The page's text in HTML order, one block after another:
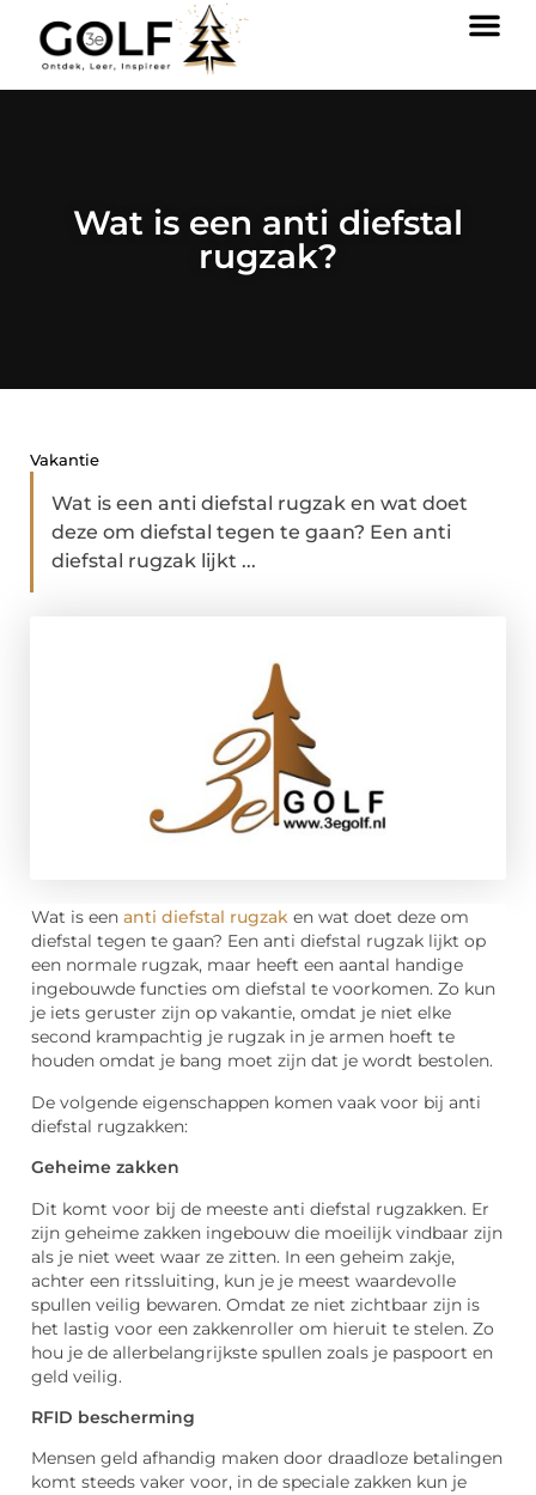
Wat is een anti diefstal
rugzak?
Vakantie
Wat is een anti diefstal rugzak en wat doet
deze om diefstal tegen te gaan? Een anti
diefstal rugzak lijkt ...
Wat is een anti diefstal rugzak en wat doet deze om
diefstal tegen te gaan? Een anti diefstal rugzak lijkt op
een normale rugzak, maar heeft een aantal handige
ingebouwde functies om diefstal te voorkomen. Zo kun
je iets geruster zijn op vakantie, omdat je niet elke
second krampachtig je rugzak in je armen hoeft te
houden omdat je bang moet zijn dat je wordt bestolen.
De volgende eigenschappen komen vaak voor bij anti
diefstal rugzakken:
Geheime zakken
Dit komt voor bij de meeste anti diefstal rugzakken. Er
zijn geheime zakken ingebouw die moeilijk vindbaar zijn
als je niet weet waar ze zitten. In een geheim zakje,
achter een ritssluiting, kun je je meest waardevolle
spullen veilig bewaren. Omdat ze niet zichtbaar zijn is
het lastig voor een zakkenroller om hieruit te stelen. Zo
hou je de allerbelangrijkste spullen zoals je paspoort en
geld veilig.
RFID bescherming
Mensen geld afhandig maken door draadloze betalingen
komt steeds vaker voor, in de speciale zakken kun je